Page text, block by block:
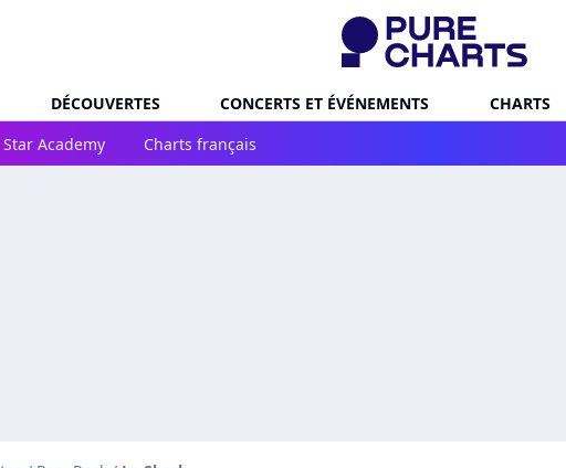
DÉCOUVERTES CONCERTS ET ÉVÉNEMENTS CHARTS
Star Academy Charts français